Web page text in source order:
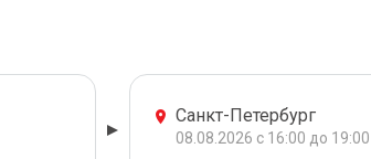
Санкт-Петербург
08.08.2026 с 16:00 до 19:00